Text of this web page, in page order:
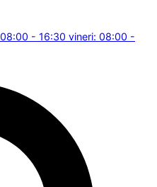
- 16:30 vineri: 08:00 -